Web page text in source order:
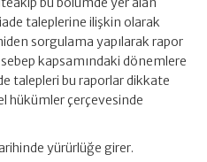
taleplerine ilişkin olarak
sorgulama yapılarak rapor
kapsamındaki dönemlere
talepleri bu raporlar dikkate
hükümler çerçevesinde
yürürlüğe girer.